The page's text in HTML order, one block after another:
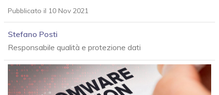
Pubblicato il 10 Nov 2021
Stefano Posti
Responsabile qualità e protezione dati